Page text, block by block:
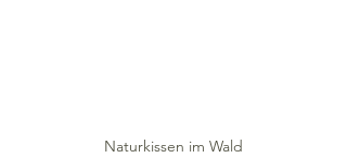
Naturkissen im Wald